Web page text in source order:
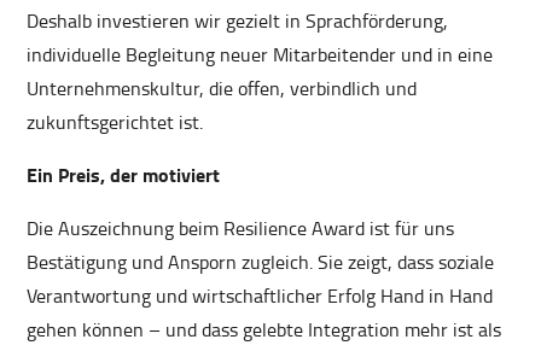
Deshalb investieren wir gezielt in Sprachförderung,
individuelle Begleitung neuer Mitarbeitender und in eine
Unternehmenskultur, die offen, verbindlich und
zukunftsgerichtet ist.
Ein Preis, der motiviert
Die Auszeichnung beim Resilience Award ist für uns
Bestätigung und Ansporn zugleich. Sie zeigt, dass soziale
Verantwortung und wirtschaftlicher Erfolg Hand in Hand
gehen können – und dass gelebte Integration mehr ist als